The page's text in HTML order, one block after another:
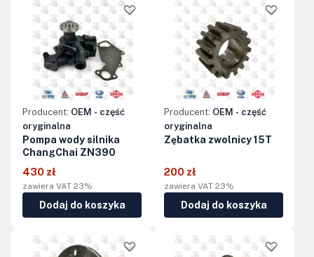
Producent: OEM - część
oryginalna
Pompa wody silnika
ChangChai ZN390
430 zł
zawiera VAT 23%
Dodaj do koszyka
Producent: OEM - część
oryginalna
Zębatka zwolnicy 15T
200 zł
zawiera VAT 23%
Dodaj do koszyka